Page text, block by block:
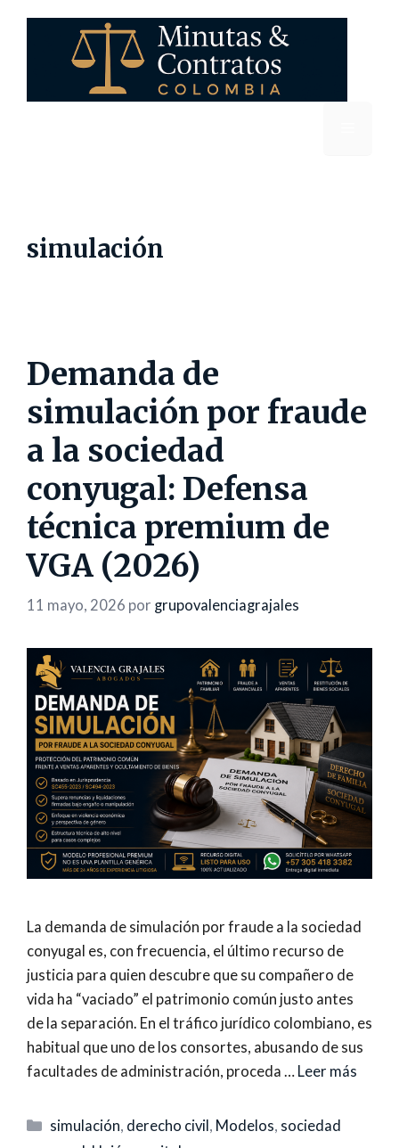
simulación
Demanda de
simulación por fraude
a la sociedad
conyugal: Defensa
técnica premium de
VGA (2026)
11 mayo, 2026 por grupovalenciagrajales
La demanda de simulación por fraude a la sociedad
conyugal es, con frecuencia, el último recurso de
justicia para quien descubre que su compañero de
vida ha “vaciado” el patrimonio común justo antes
de la separación. En el tráfico jurídico colombiano, es
habitual que uno de los consortes, abusando de sus
facultades de administración, proceda … Leer más
Categorías
simulación, derecho civil, Modelos, sociedad